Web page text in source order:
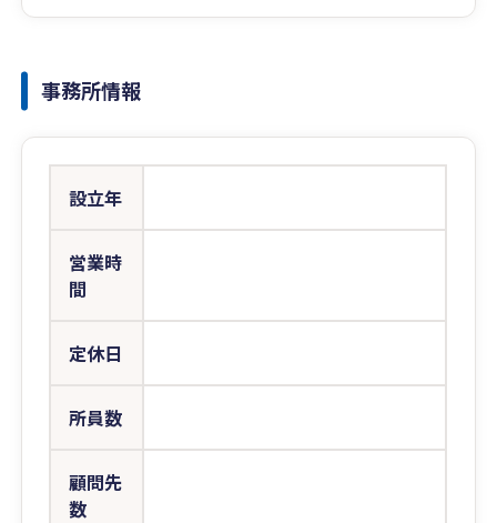
事務所情報
設立年
営業時
間
定休日
所員数
顧問先
数